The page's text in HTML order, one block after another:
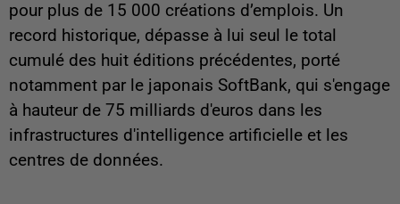
pour plus de 15 000 créations d’emplois. Un
record historique, dépasse à lui seul le total
cumulé des huit éditions précédentes, porté
notamment par le japonais SoftBank, qui s'engage
à hauteur de 75 milliards d'euros dans les
infrastructures d'intelligence artificielle et les
centres de données.